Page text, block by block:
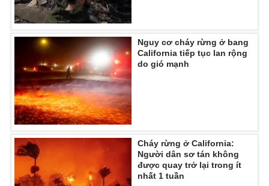
Nguy cơ cháy rừng ở bang
California tiếp tục lan rộng
do gió mạnh
Cháy rừng ở California:
Người dân sơ tán không
được quay trở lại trong ít
nhất 1 tuần